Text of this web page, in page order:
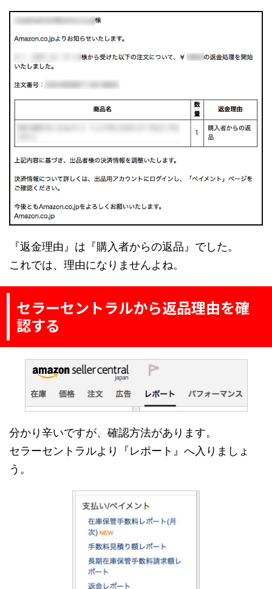
『返金理由』は『購入者からの返品』でした。
これでは、理由になりませんよね。
セラーセントラルから返品理由を確
認する
分かり辛いですが、確認方法があります。
セラーセントラルより『レポート』へ入りましょ
う。